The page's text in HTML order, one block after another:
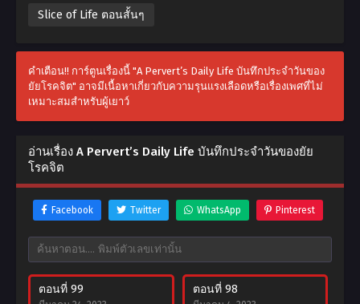
Slice of Life ตอนสั้นๆ
คำเตือน!! การ์ตูนเรื่องนี้ "A Pervert’s Daily Life บันทึกประจำวันของ
ยัยโรคจิต" อาจมีเนื้อหาเกี่ยวกับความรุนแรงเลือดหรือเรื่องเพศที่ไม่
เหมาะสมสำหรับผู้เยาว์
อ่านเรื่อง A Pervert’s Daily Life บันทึกประจำวันของยัย
โรคจิต
Facebook Twitter WhatsApp Pinterest
ตอนที่ 99 ตอนที่ 98